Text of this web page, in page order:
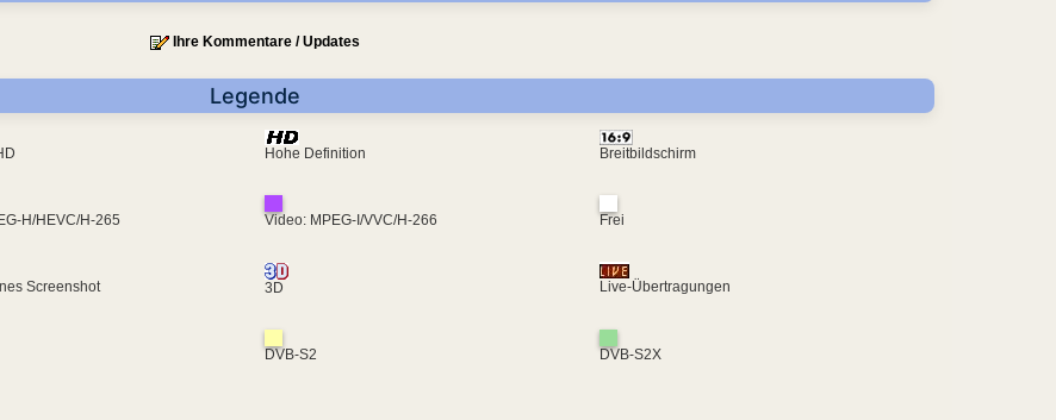
Ihre Kommentare / Updates
Legende
Hohe Definition Breitbildschirm
H/HEVC/H-265 Video: MPEG-I/VVC/H-266 Frei
Screenshot 3D Live-Übertragungen
DVB-S2 DVB-S2X